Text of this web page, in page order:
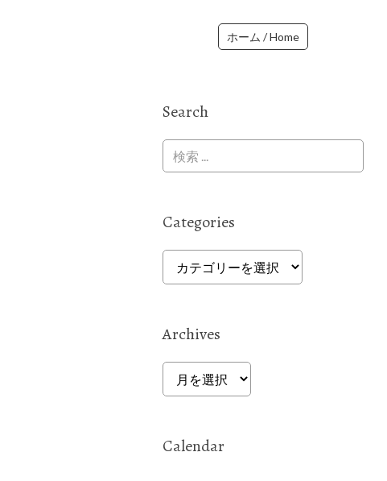
ホーム / Home
Search
Categories
Categories
Archives
Archives
Calendar